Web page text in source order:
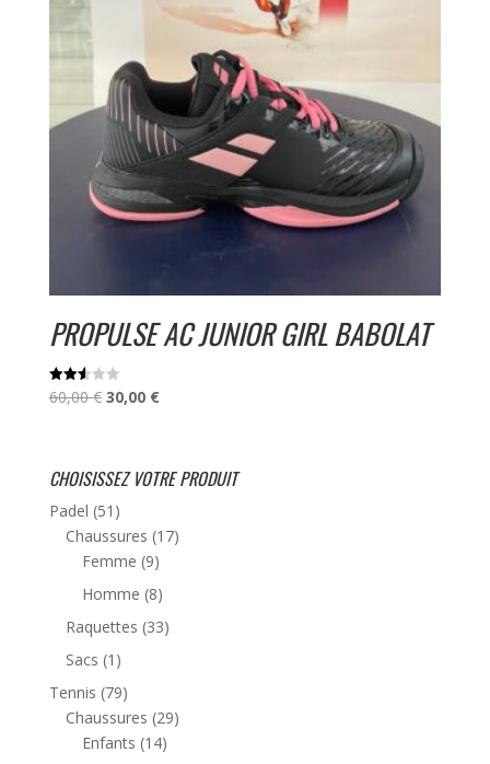
PROPULSE AC JUNIOR GIRL BABOLAT
Note
2.53
60,00€ Le
était :
30,00 €Le
est :
CHOISISSEZ VOTRE PRODUIT
Padel (51)
Chaussures (17)
Femme (9)
Homme (8)
Raquettes (33)
Sacs (1)
Tennis (79)
Chaussures (29)
Enfants (14)